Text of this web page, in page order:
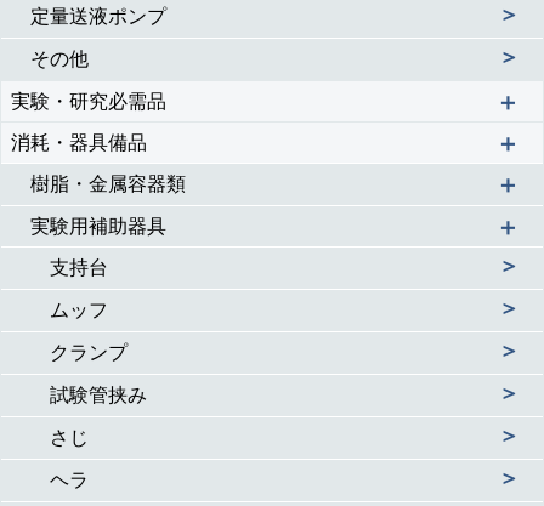
定量送液ポンプ ＞
その他 ＞
実験・研究必需品 ＋
消耗・器具備品 ＋
樹脂・金属容器類 ＋
実験用補助器具 ＋
支持台 ＞
ムッフ ＞
クランプ ＞
試験管挟み ＞
さじ ＞
ヘラ ＞